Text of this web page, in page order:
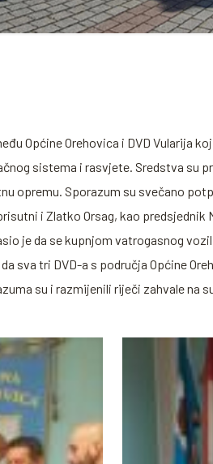
Općine Orehovica i DVD Vularija
sistema i rasvjete. Sredstva su
opremu. Sporazum su svečano
i Zlatko Orsag, kao
je da se kupnjom vatrogasnog
sva tri DVD-a s područja Općine
su i razmijenili riječi zahvale na